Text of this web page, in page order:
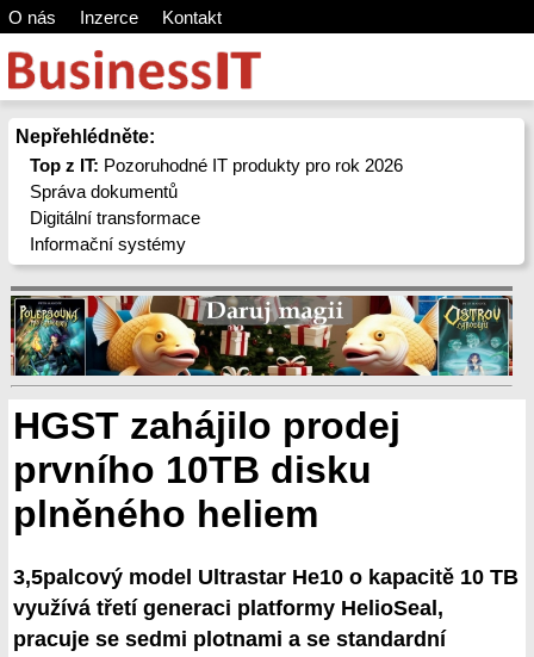
O nás Inzerce Kontakt
Nepřehlédněte:
Top z IT: Pozoruhodné IT produkty pro rok 2026
Správa dokumentů
Digitální transformace
Informační systémy
HGST zahájilo prodej
prvního 10TB disku
plněného heliem
3,5palcový model Ultrastar He10 o kapacitě 10 TB
využívá třetí generaci platformy HelioSeal,
pracuje se sedmi plotnami a se standardní